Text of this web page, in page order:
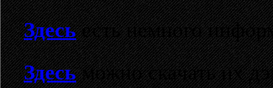
Здесьесть немного
Здесьможно скачать их